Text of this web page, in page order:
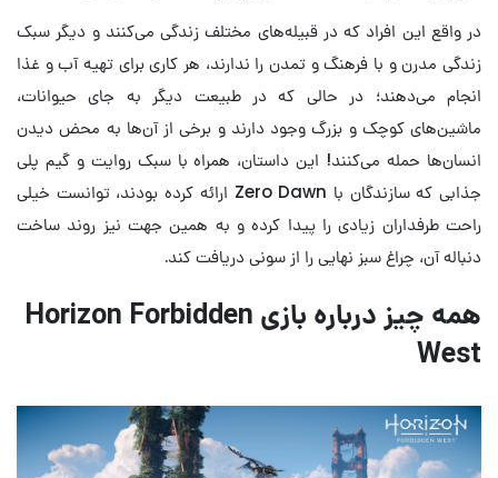
در واقع این افراد که در قبیله‌‌های مختلف زندگی می‌کنند و دیگر سبک
زندگی مدرن و با فرهنگ و تمدن را ندارند، هر کاری برای تهیه آب و غذا
انجام می‌دهند؛ در حالی که در طبیعت دیگر به جای حیوانات،
ماشین‌های کوچک و بزرگ وجود دارند و برخی از آن‌ها به محض دیدن
انسان‌ها حمله می‌کنند! این داستان، همراه با سبک روایت و گیم پلی
جذابی که سازندگان با Zero Dawn ارائه کرده بودند، توانست خیلی
راحت طرفداران زیادی را پیدا کرده و به همین جهت نیز روند ساخت
دنباله آن، چراغ سبز نهایی را از سونی دریافت کند.
همه چیز درباره بازی Horizon Forbidden
West